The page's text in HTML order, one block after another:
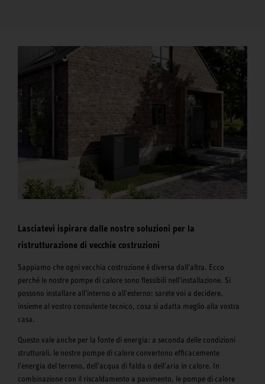
Lasciatevi ispirare dalle nostre soluzioni per la
ristrutturazione di vecchie costruzioni
Sappiamo che ogni vecchia costruzione è diversa dall'altra. Ecco
perché le nostre pompe di calore sono flessibili nell'installazione. Si
possono installare all'interno o all'esterno: sarete voi a decidere,
insieme al vostro consulente tecnico, cosa si adatta meglio alla vostra
casa.
Questo vale anche per la fonte di energia: a seconda delle condizioni
strutturali, le nostre pompe di calore convertono efficacemente
l'energia del terreno, dell'acqua di falda o dell'aria in calore. In
combinazione con il riscaldamento a pavimento, le pompe di calore